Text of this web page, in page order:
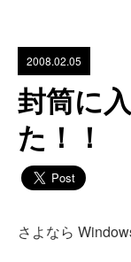
2008.02.05
封筒に
た！！
さよなら